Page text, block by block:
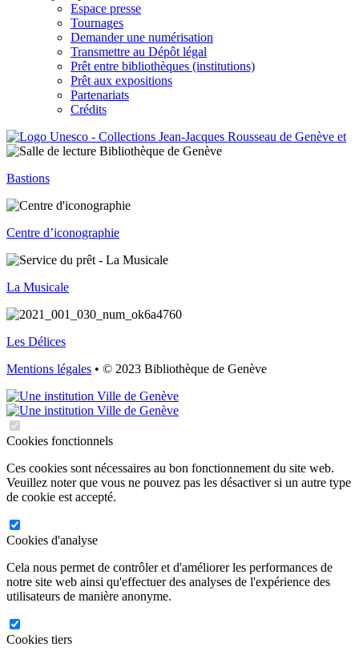
Espace presse
Tournages
Demander une numérisation
Transmettre au Dépôt légal
Prêt entre bibliothèques (institutions)
Prêt aux expositions
Partenariats
Crédits
Bastions
Centre d’iconographie
La Musicale
Les Délices
Mentions légales • © 2023 Bibliothèque de Genève
Cookies fonctionnels
Ces cookies sont nécessaires au bon fonctionnement du site web.
Veuillez noter que vous ne pouvez pas les désactiver si un autre type
de cookie est accepté.
Cookies d'analyse
Cela nous permet de contrôler et d'améliorer les performances de
notre site web ainsi qu'effectuer des analyses de l'expérience des
utilisateurs de manière anonyme.
Cookies tiers